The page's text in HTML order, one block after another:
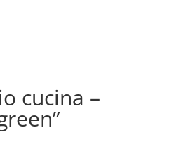
cucina –